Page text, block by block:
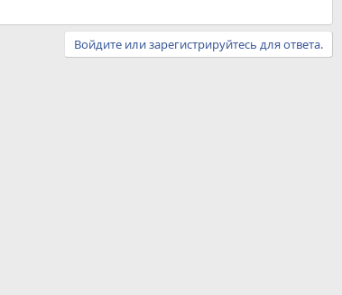
Войдите или зарегистрируйтесь для ответа.